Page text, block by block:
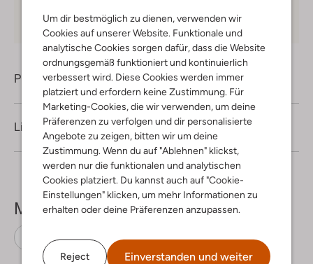
Um dir bestmöglich zu dienen, verwenden wir
Cookies auf unserer Website. Funktionale und
analytische Cookies sorgen dafür, dass die Website
ordnungsgemäß funktioniert und kontinuierlich
verbessert wird. Diese Cookies werden immer
platziert und erfordern keine Zustimmung. Für
Marketing-Cookies, die wir verwenden, um deine
Präferenzen zu verfolgen und dir personalisierte
Angebote zu zeigen, bitten wir um deine
Zustimmung. Wenn du auf "Ablehnen" klickst,
werden nur die funktionalen und analytischen
Cookies platziert. Du kannst auch auf "Cookie-
Einstellungen" klicken, um mehr Informationen zu
erhalten oder deine Präferenzen anzupassen.
Reject Einverstanden und weiter
Produktinformation
Lieferung & Rückgabe
Mehr sehen
Sneaker High Shoesme Gummi